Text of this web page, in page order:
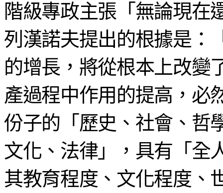
階級專政主張「無論現在
列漢諾夫提出的根據是：
的增長，將從根本上改變
產過程中作用的提高，必
份子的「歷史、社會、哲
文化、法律」，具有「全
其教育程度、文化程度、